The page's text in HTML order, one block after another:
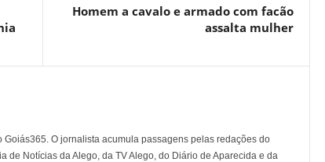
Homem a cavalo e armado com facão
assalta mulher
Goiás365. O jornalista acumula passagens pelas redações do
de Notícias da Alego, da TV Alego, do Diário de Aparecida e da